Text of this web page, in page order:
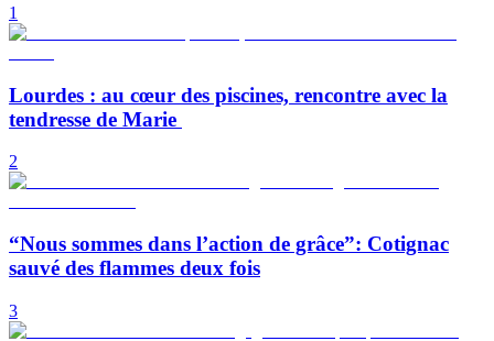
1
Lourdes : au cœur des piscines, rencontre avec la
tendresse de Marie
2
“Nous sommes dans l’action de grâce”: Cotignac
sauvé des flammes deux fois
3